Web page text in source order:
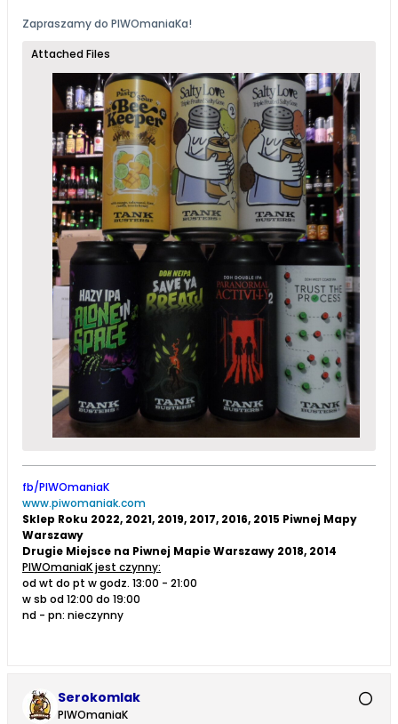
Zapraszamy do PIWOmaniaKa!
Attached Files
fb/PIWOmaniaK
www.piwomaniak.com
Sklep Roku 2022, 2021, 2019, 2017, 2016, 2015 Piwnej Mapy
Warszawy
Drugie Miejsce na Piwnej Mapie Warszawy 2018, 2014
PIWOmaniaK jest czynny:
od wt do pt w godz. 13:00 - 21:00
w sb od 12:00 do 19:00
nd - pn: nieczynny
Serokomlak
PIWOmaniaK